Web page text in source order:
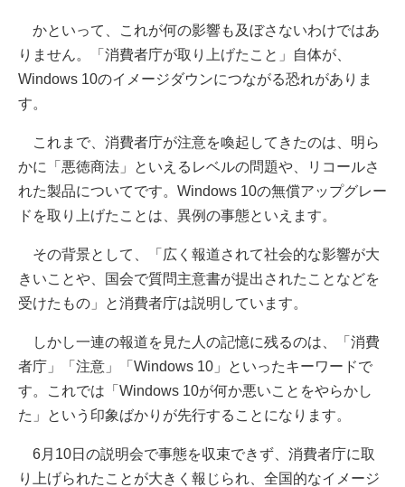
かといって、これが何の影響も及ぼさないわけではあ
りません。「消費者庁が取り上げたこと」自体が、
Windows 10のイメージダウンにつながる恐れがありま
す。
これまで、消費者庁が注意を喚起してきたのは、明ら
かに「悪徳商法」といえるレベルの問題や、リコールさ
れた製品についてです。Windows 10の無償アップグレー
ドを取り上げたことは、異例の事態といえます。
その背景として、「広く報道されて社会的な影響が大
きいことや、国会で質問主意書が提出されたことなどを
受けたもの」と消費者庁は説明しています。
しかし一連の報道を見た人の記憶に残るのは、「消費
者庁」「注意」「Windows 10」といったキーワードで
す。これでは「Windows 10が何か悪いことをやらかし
た」という印象ばかりが先行することになります。
6月10日の説明会で事態を収束できず、消費者庁に取
り上げられたことが大きく報じられ、全国的なイメージ